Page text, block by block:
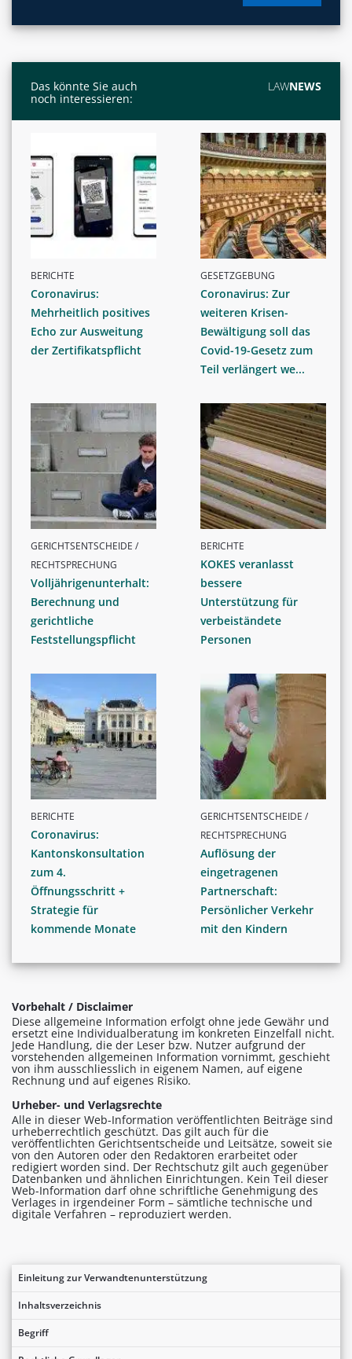
Einleitung zur Verwandtenunterstützung
Inhaltsverzeichnis
Begriff
Das könnte Sie auch
noch interessieren:
LAWNEWS
BERICHTE
Coronavirus:
Mehrheitlich positives
Echo zur Ausweitung
der Zertifikatspflicht
GESETZGEBUNG
Coronavirus: Zur
weiteren Krisen-
Bewältigung soll das
Covid-19-Gesetz zum
Teil verlängert we...
GERICHTSENTSCHEIDE /
RECHTSPRECHUNG
Volljährigenunterhalt:
Berechnung und
gerichtliche
Feststellungspflicht
BERICHTE
KOKES veranlasst
bessere
Unterstützung für
verbeiständete
Personen
BERICHTE
Coronavirus:
Kantonskonsultation
zum 4.
Öffnungsschritt +
Strategie für
kommende Monate
GERICHTSENTSCHEIDE /
RECHTSPRECHUNG
Auflösung der
eingetragenen
Partnerschaft:
Persönlicher Verkehr
mit den Kindern
Vorbehalt / Disclaimer
Diese allgemeine Information erfolgt ohne jede Gewähr und
ersetzt eine Individualberatung im konkreten Einzelfall nicht.
Jede Handlung, die der Leser bzw. Nutzer aufgrund der
vorstehenden allgemeinen Information vornimmt, geschieht
von ihm ausschliesslich in eigenem Namen, auf eigene
Rechnung und auf eigenes Risiko.
Urheber- und Verlagsrechte
Alle in dieser Web-Information veröffentlichten Beiträge sind
urheberrechtlich geschützt. Das gilt auch für die
veröffentlichten Gerichtsentscheide und Leitsätze, soweit sie
von den Autoren oder den Redaktoren erarbeitet oder
redigiert worden sind. Der Rechtschutz gilt auch gegenüber
Datenbanken und ähnlichen Einrichtungen. Kein Teil dieser
Web-Information darf ohne schriftliche Genehmigung des
Verlages in irgendeiner Form – sämtliche technische und
digitale Verfahren – reproduziert werden.